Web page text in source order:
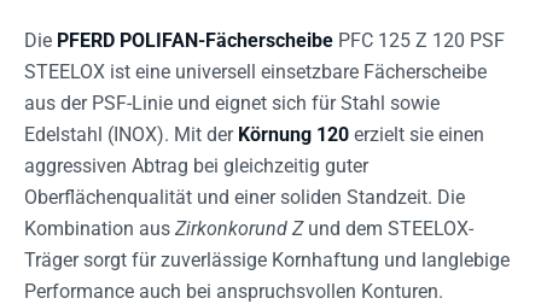
Die PFERD POLIFAN-Fächerscheibe PFC 125 Z 120 PSF
STEELOX ist eine universell einsetzbare Fächerscheibe
aus der PSF-Linie und eignet sich für Stahl sowie
Edelstahl (INOX). Mit der Körnung 120 erzielt sie einen
aggressiven Abtrag bei gleichzeitig guter
Oberflächenqualität und einer soliden Standzeit. Die
Kombination aus Zirkonkorund Zund dem STEELOX-
Träger sorgt für zuverlässige Kornhaftung und langlebige
Performance auch bei anspruchsvollen Konturen.